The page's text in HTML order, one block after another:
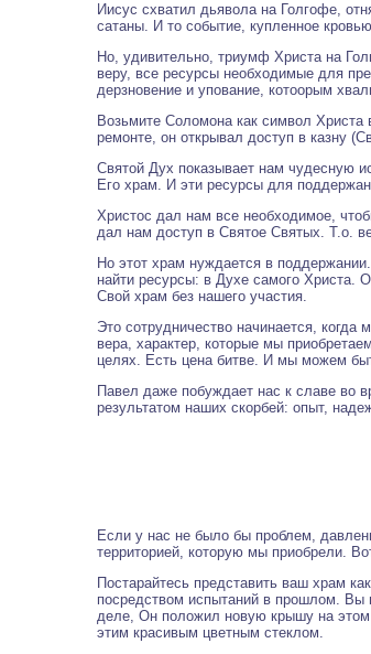
Иисус схватил дьявола на Голгофе,
сатаны. И то событие, купленное
Но, удивительно, триумф Христа на
веру, все ресурсы необходимые для
дерзновение и упование, котоорым
Возьмите Соломона как символ
ремонте, он открывал доступ в казну
Святой Дух показывает нам чудесную
Его храм. И эти ресурсы для
Христос дал нам все необходимое,
дал нам доступ в Святое Святых. Т.о.
Но этот храм нуждается в
найти ресурсы: в Духе самого Христа.
Свой храм без нашего участия.
Это сотрудничество начинается,
вера, характер, которые мы
целях. Есть цена битве. И мы можем
Павел даже побуждает нас к славе во
результатом наших скорбей: опыт,
Если у нас не было бы проблем,
территорией, которую мы приобрели.
Постарайтесь представить ваш храм
посредством испытаний в прошлом. Вы
деле, Он положил новую крышу на этом
этим красивым цветным стеклом.